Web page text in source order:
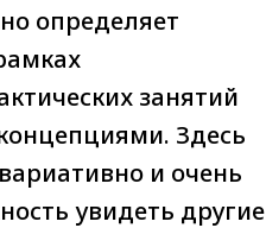
определяет
занятий
Здесь
и очень
увидеть другие